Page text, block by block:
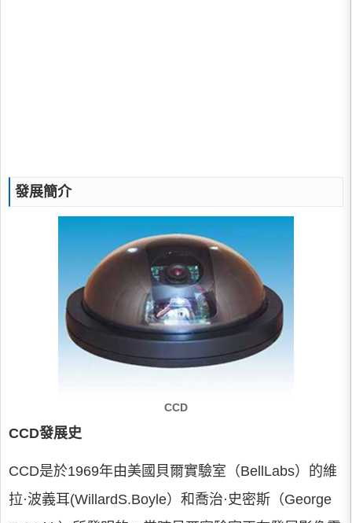
發展簡介
CCD
CCD發展史
CCD是於1969年由美國貝爾實驗室（BellLabs）的維
拉·波義耳(WillardS.Boyle）和喬治·史密斯（George